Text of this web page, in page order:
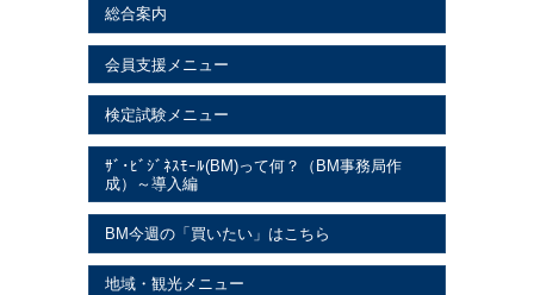
総合案内
会員支援メニュー
検定試験メニュー
ｻﾞ･ﾋﾞｼﾞﾈｽﾓｰﾙ(BM)って何？（BM事務局作
成）～導入編
BM今週の「買いたい」はこちら
地域・観光メニュー